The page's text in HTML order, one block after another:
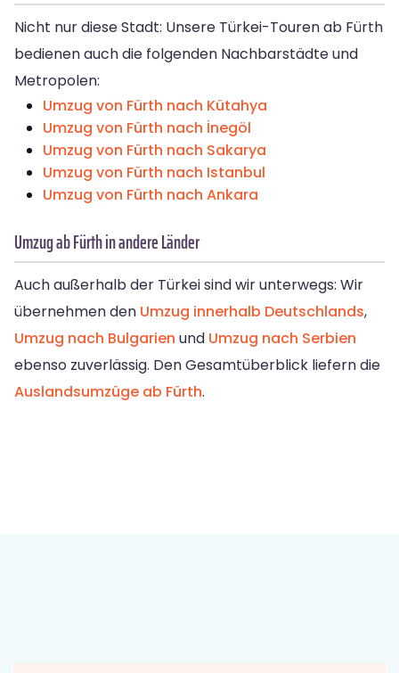
Nicht nur diese Stadt: Unsere Türkei-Touren ab Fürth
bedienen auch die folgenden Nachbarstädte und
Metropolen:
Umzug von Fürth nach Kütahya
Umzug von Fürth nach İnegöl
Umzug von Fürth nach Sakarya
Umzug von Fürth nach Istanbul
Umzug von Fürth nach Ankara
Umzug ab Fürth in andere Länder
Auch außerhalb der Türkei sind wir unterwegs: Wir
übernehmen den Umzug innerhalb Deutschlands,
Umzug nach Bulgarien und Umzug nach Serbien
ebenso zuverlässig. Den Gesamtüberblick liefern die
Auslandsumzüge ab Fürth.